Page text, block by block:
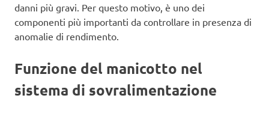
danni più gravi. Per questo motivo, è uno dei
componenti più importanti da controllare in presenza di
anomalie di rendimento.
Funzione del manicotto nel
sistema di sovralimentazione